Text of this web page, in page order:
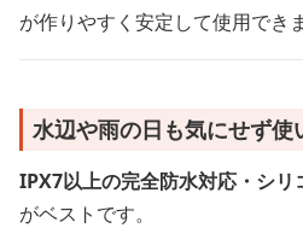
が作りやすく安定して使用できま
水辺や雨の日も気にせず使
IPX7以上の完全防水対応・シリ
がベストです。